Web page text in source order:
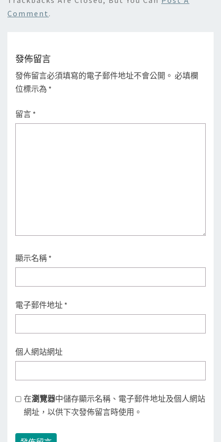
Comment .
發佈留言
發佈留言必須填寫的電子郵件地址不會公開。 必填欄
位標示為 *
留言 *
顯示名稱 *
電子郵件地址 *
個人網站網址
在瀏覽器中儲存顯示名稱、電子郵件地址及個人網站
網址，以供下次發佈留言時使用。